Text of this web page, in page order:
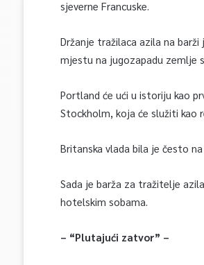
sjeverne Francuske.
Držanje tražilaca azila na
mjestu na jugozapadu zemlje
Portland će ući u istoriju kao
Stockholm, koja će služiti kao
Britanska vlada bila je često
Sada je barža za tražitelje
hotelskim sobama.
– “Plutajući zatvor” –